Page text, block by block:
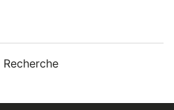
Recherche